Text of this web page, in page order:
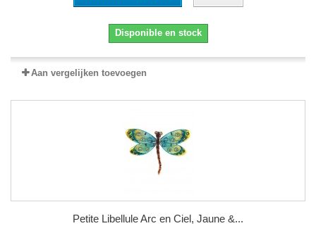
Disponible en stock
Aan vergelijken toevoegen
Petite Libellule Arc en Ciel, Jaune &...